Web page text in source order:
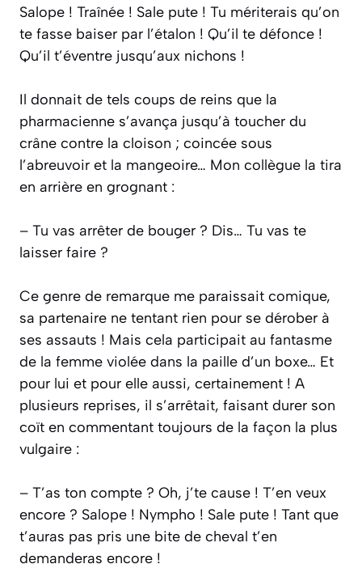
Salope ! Traînée ! Sale pute ! Tu mériterais qu’on
te fasse baiser par l’étalon ! Qu’il te défonce !
Qu’il t’éventre jusqu’aux nichons !
Il donnait de tels coups de reins que la
pharmacienne s’avança jusqu’à toucher du
crâne contre la cloison ; coincée sous
l’abreuvoir et la mangeoire… Mon collègue la tira
en arrière en grognant :
– Tu vas arrêter de bouger ? Dis… Tu vas te
laisser faire ?
Ce genre de remarque me paraissait comique,
sa partenaire ne tentant rien pour se dérober à
ses assauts ! Mais cela participait au fantasme
de la femme violée dans la paille d’un boxe… Et
pour lui et pour elle aussi, certainement ! A
plusieurs reprises, il s’arrêtait, faisant durer son
coït en commentant toujours de la façon la plus
vulgaire :
– T’as ton compte ? Oh, j’te cause ! T’en veux
encore ? Salope ! Nympho ! Sale pute ! Tant que
t’auras pas pris une bite de cheval t’en
demanderas encore !